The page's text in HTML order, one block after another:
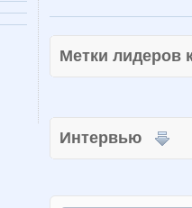
Метки
Интервью